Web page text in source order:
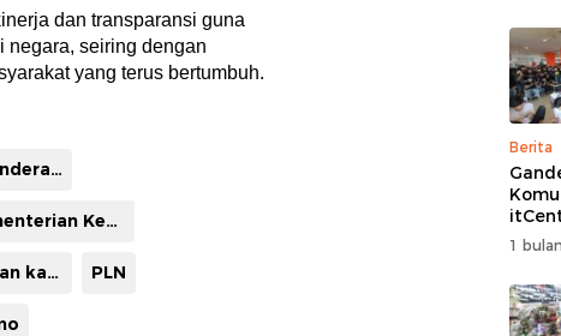
dan transparansi guna
negara, seiring dengan
yang terus bertumbuh.
Direktur Jenderal Pajak Kementerian Keuangan
Kementerian Keuangan
Penghargaan kategori Grup Pembayar Pajak Terbesar PLN
Berita
Free
Siap
1